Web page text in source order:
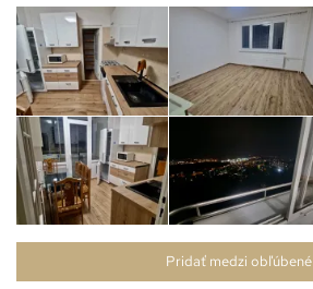
Pridať medzi obľúbené